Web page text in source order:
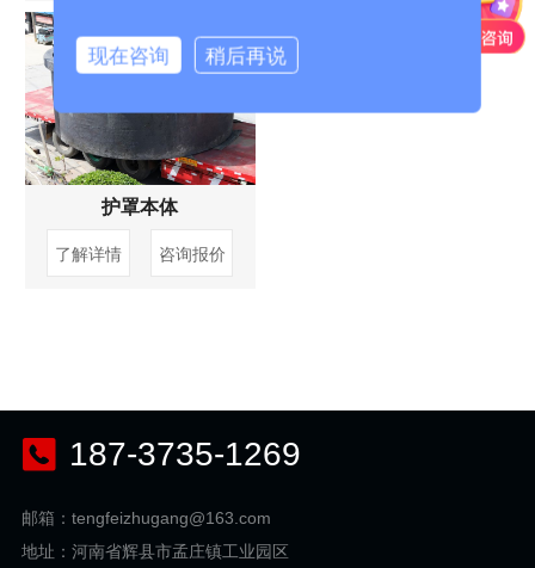
护罩本体
了解详情 咨询报价
187-3735-1269
邮箱：tengfeizhugang@163.com
地址：河南省辉县市孟庄镇工业园区
现在咨询 稍后再说